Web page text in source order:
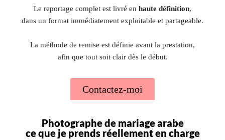
Le reportage complet est livré en haute définition,
dans un format immédiatement exploitable et partageable.
La méthode de remise est définie avant la prestation,
afin que tout soit clair dès le début.
Contactez-moi
Photographe de mariage arabe
ce que je prends réellement en charge